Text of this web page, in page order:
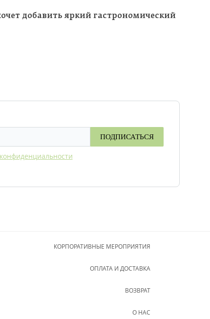
добавить яркий гастрономический
ПОДПИСАТЬСЯ
КОРПОРАТИВНЫЕ МЕРОПРИЯТИЯ
ОПЛАТА И ДОСТАВКА
ВОЗВРАТ
О НАС